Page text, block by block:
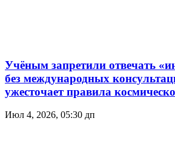
Учёным запретили отвечать
без международных
ужесточает правила
Июл 4, 2026, 05:30 дп